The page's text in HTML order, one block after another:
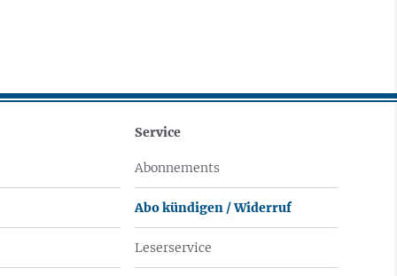
Service
Abonnements
Abo kündigen / Widerruf
Leserservice